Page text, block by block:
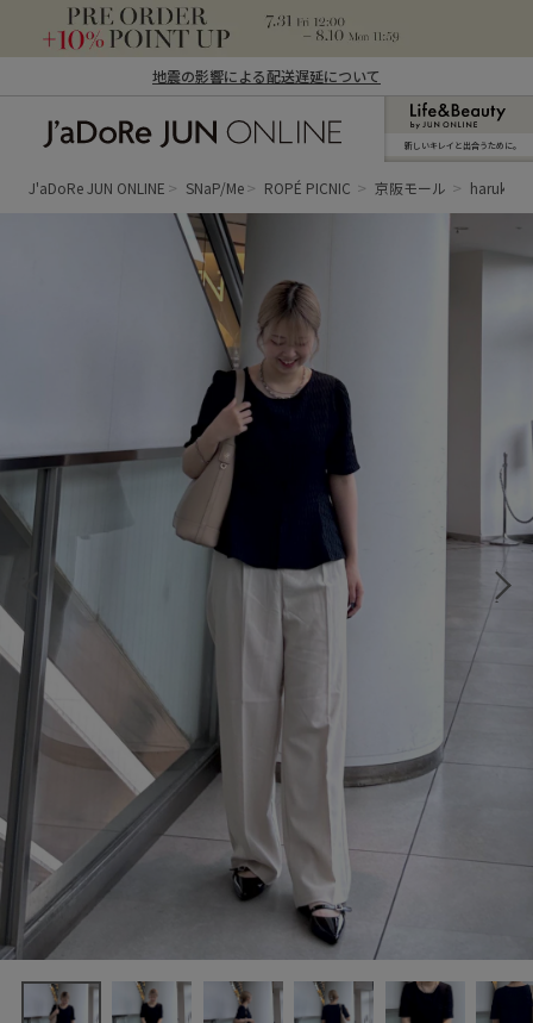
地震の影響による配送遅延について
ン オンライン）
新しいキレイと出合うために。
J'aDoRe JUN ONLINE SNaP/Me ROPÉ PICNIC 京阪モール haruka